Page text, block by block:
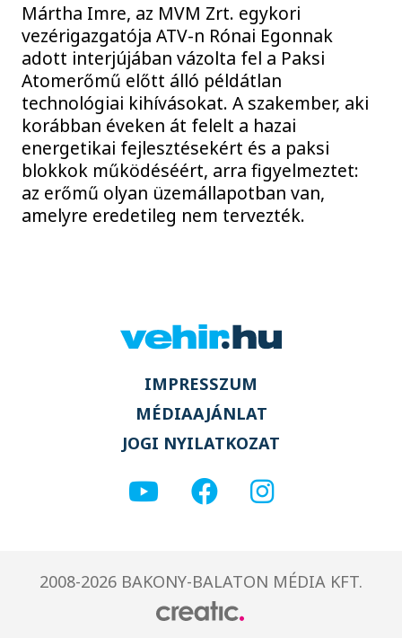
Mártha Imre, az MVM Zrt. egykori
vezérigazgatója ATV-n Rónai Egonnak
adott interjújában vázolta fel a Paksi
Atomerőmű előtt álló példátlan
technológiai kihívásokat. A szakember, aki
korábban éveken át felelt a hazai
energetikai fejlesztésekért és a paksi
blokkok működéséért, arra figyelmeztet:
az erőmű olyan üzemállapotban van,
amelyre eredetileg nem tervezték.
IMPRESSZUM
MÉDIAAJÁNLAT
JOGI NYILATKOZAT
2008-2026 BAKONY-BALATON MÉDIA KFT.